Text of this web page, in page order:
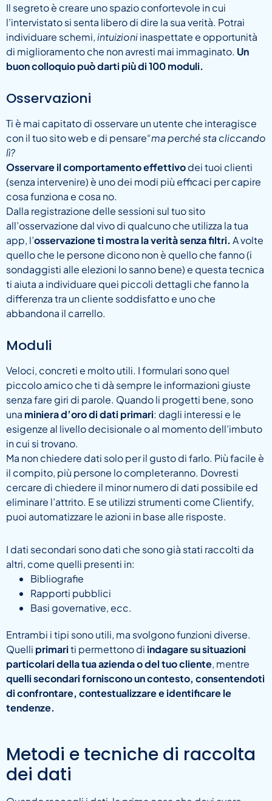
Il segreto è creare uno spazio confortevole in cui
l’intervistato si senta libero di dire la sua verità. Potrai
individuare schemi,intuizioniinaspettate e opportunità
di miglioramento che non avresti mai immaginato. Un
buon colloquio può darti più di 100 moduli.
Osservazioni
Ti è mai capitato di osservare un utente che interagisce
con il tuo sito web e di pensare“ma perché sta cliccando
lì?
Osservare il comportamento effettivodei tuoi clienti
(senza intervenire) è uno dei modi più efficaci per capire
cosa funziona e cosa no.
Dalla registrazione delle sessioni sul tuo sito
all’osservazione dal vivo di qualcuno che utilizza la tua
app, l’osservazione ti mostra la verità senza filtri. A volte
quello che le persone dicono non è quello che fanno (i
sondaggisti alle elezioni lo sanno bene) e questa tecnica
ti aiuta a individuare quei piccoli dettagli che fanno la
differenza tra un cliente soddisfatto e uno che
abbandona il carrello.
Moduli
Veloci, concreti e molto utili. I formulari sono quel
piccolo amico che ti dà sempre le informazioni giuste
senza fare giri di parole. Quando li progetti bene, sono
una miniera d’oro di dati primari: dagli interessi e le
esigenze al livello decisionale o al momento dell’imbuto
in cui si trovano.
Ma non chiedere dati solo per il gusto di farlo. Più facile è
il compito, più persone lo completeranno. Dovresti
cercare di chiedere il minor numero di dati possibile ed
eliminare l’attrito. E se utilizzi strumenti come Clientify,
puoi automatizzare le azioni in base alle risposte.
I dati secondari sono dati che sono già stati raccolti da
altri, come quelli presenti in:
Bibliografie
Rapporti pubblici
Basi governative, ecc.
Entrambi i tipi sono utili, ma svolgono funzioni diverse.
Quelli primariti permettono di indagare su situazioni
particolari della tua azienda o del tuo cliente, mentre
quelli secondari forniscono un contesto, consentendoti
di confrontare, contestualizzare e identificare le
tendenze.
Metodi e tecniche di raccolta
dei dati